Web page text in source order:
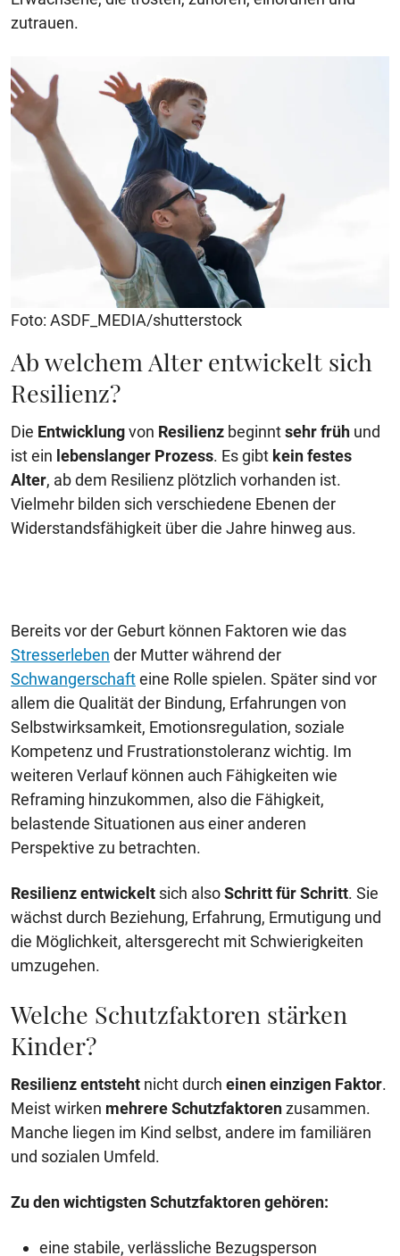
zutrauen.
Foto: ASDF_MEDIA/shutterstock
Ab welchem Alter entwickelt sich
Resilienz?
Die Entwicklungvon Resilienz beginntsehr früh und
ist ein lebenslanger Prozess. Es gibt kein festes
Alter, ab dem Resilienz plötzlich vorhanden ist.
Vielmehr bilden sich verschiedene Ebenen der
Widerstandsfähigkeit über die Jahre hinweg aus.
Bereits vor der Geburt können Faktoren wie das
Stresserleben der Mutter während der
Schwangerschafteine Rolle spielen. Später sind vor
allem die Qualität der Bindung, Erfahrungen von
Selbstwirksamkeit, Emotionsregulation, soziale
Kompetenz und Frustrationstoleranz wichtig. Im
weiteren Verlauf können auch Fähigkeiten wie
Reframing hinzukommen, also die Fähigkeit,
belastende Situationen aus einer anderen
Perspektive zu betrachten.
Resilienzentwickelt sich alsoSchritt für Schritt. Sie
wächst durch Beziehung, Erfahrung, Ermutigung und
die Möglichkeit, altersgerecht mit Schwierigkeiten
umzugehen.
Welche Schutzfaktoren stärken
Kinder?
Resilienzentsteht nicht durch einen einzigen Faktor.
Meist wirken mehrere Schutzfaktorenzusammen.
Manche liegen im Kind selbst, andere im familiären
und sozialen Umfeld.
Zu den wichtigsten Schutzfaktoren gehören:
eine stabile, verlässliche Bezugsperson